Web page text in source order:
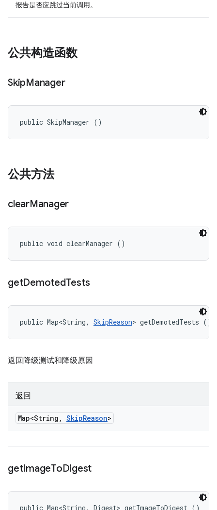
报告是否应跳过当前调用。
公共构造函数
SkipManager
public SkipManager ()
公共方法
clearManager
public void clearManager ()
getDemotedTests
public Map<String, SkipReason> getDemotedTests ()
返回降级测试和降级原因
返回
Map<String , SkipReason>
getImageToDigest
public Map<String, Digest> getImageToDigest ()